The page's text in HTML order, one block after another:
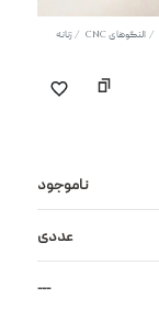
النگوهای CNC
زنانه
ناموجود
عددی
---